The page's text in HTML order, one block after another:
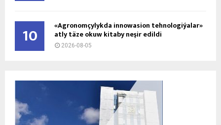
10 «Agronomçylykda innowasion tehnologiýalar»
atly täze okuw kitaby neşir edildi
2026-08-05